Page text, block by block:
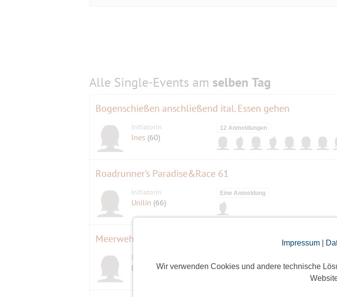
Impressum|
Wir verwenden Cookies und andere technische
Alle Single-Events am selben Tag
Bogenschießen anschließend ital. Essen gehen
Initiatorin
Ines (60)
12 Anmeldungen
Roadrunner’s Paradise&Race 61
Initiatorin
Unilin (66)
Eine Anmeldung
Meerweh nach Wind, Wellen und und und ...
Initiatorin
Lütte (65)